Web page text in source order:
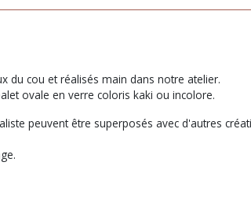
du cou et réalisés main dans notre atelier.
ovale en verre coloris kaki ou incolore.
peuvent être superposés avec d'autres